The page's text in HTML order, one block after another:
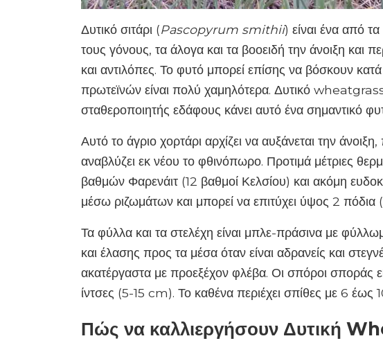
Δυτικό σιτάρι (Pascopyrum smithii) είναι ένα από
τους γόνους, τα άλογα και τα βοοειδή την άνοιξη και
και αντιλόπες. Το φυτό μπορεί επίσης να βόσκουν
πρωτεϊνών είναι πολύ χαμηλότερα. Δυτικό
σταθεροποιητής εδάφους κάνει αυτό ένα σημαντικό
Αυτό το άγριο χορτάρι αρχίζει να αυξάνεται την
αναβλύζει εκ νέου το φθινόπωρο. Προτιμά μέτριες
βαθμών Φαρενάιτ (12 βαθμοί Κελσίου) και ακόμη
μέσω ριζωμάτων και μπορεί να επιτύχει ύψος 2 πόδια
Τα φύλλα και τα στελέχη είναι μπλε-πράσινα με
και έλασης προς τα μέσα όταν είναι αδρανείς και
ακατέργαστα με προεξέχον φλέβα. Οι σπόροι σποράς
ίντσες (5-15 cm). Το καθένα περιέχει σπίθες με 6 έως
Πώς να καλλιεργήσουν Δυτική